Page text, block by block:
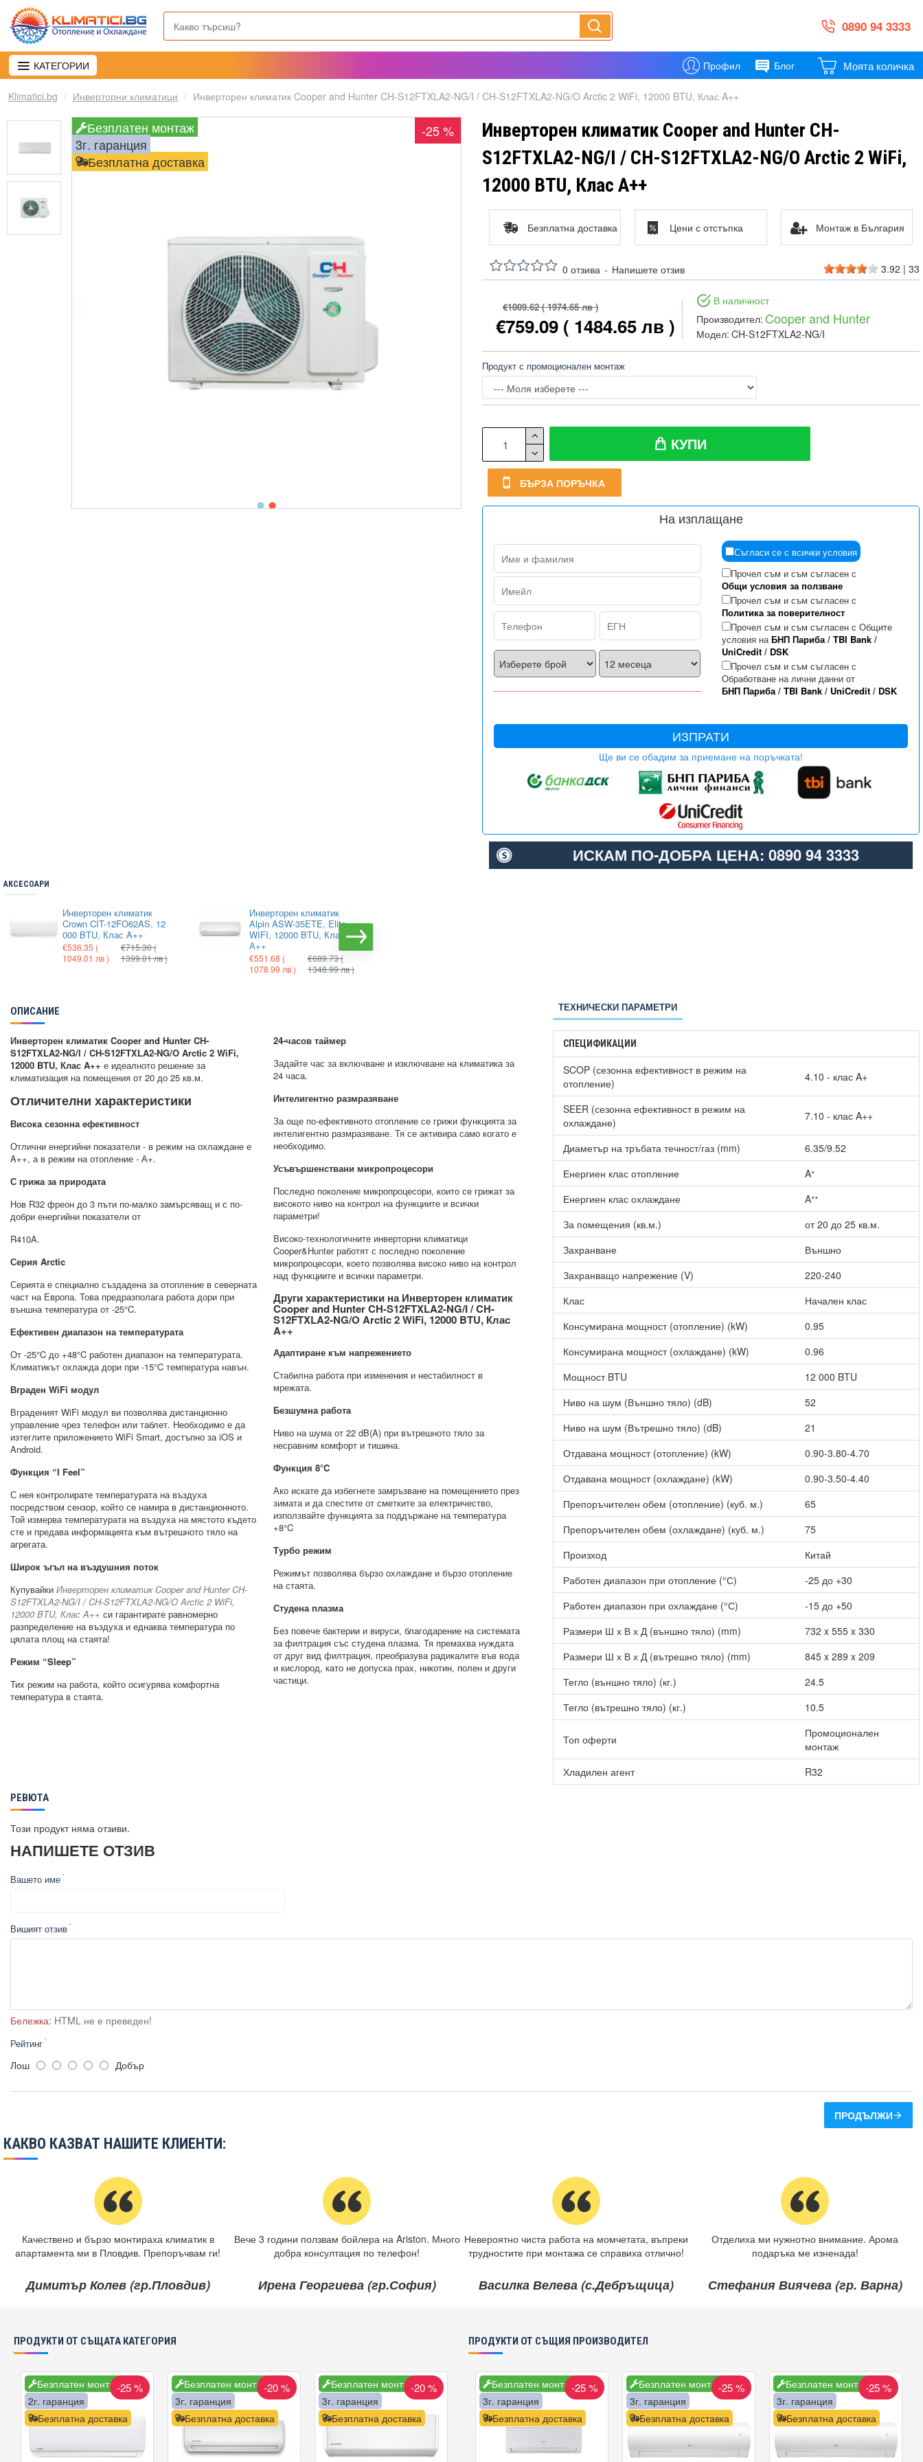
0890 94 3333
КАТЕГОРИИ Профил Блог Моята количка
Klimatici.bg Инверторни климатици Инверторен климатик Cooper and Hunter CH-S12FTXLA2-NG/I / CH-S12FTXLA2-NG/O Arctic 2 WiFi, 12000 BTU, Клас A++
Безплатен монтаж
Безплатна доставка
3г. гаранция
-25 %
Инверторен климатик Cooper and Hunter CH-
S12FTXLA2-NG/I / CH-S12FTXLA2-NG/O Arctic 2 WiFi,
12000 BTU, Клас A++
0 отзива - Напишете отзив 3.92 | 33
€1009.62( 1974.65 лв )
€759.09 ( 1484.65 лв )
В наличност
Производител: Cooper and Hunter
Модел: CH-S12FTXLA2-NG/I
Продукт с промоционален монтаж
КУПИ
БЪРЗА ПОРЪЧКА
На изплащане
Съгласи се с всички условия
Прочел съм и съм съгласен с
Общи условия за ползване
Прочел съм и съм съгласен с
Политика за поверителност
Прочел съм и съм съгласен с Общите
условия наБНП Париба/ TBI Bank/
UniCredit/ DSK
Прочел съм и съм съгласен с
Обработване на лични данни от
БНП Париба/ TBI Bank/ UniCredit/ DSK
ИЗПРАТИ
Ще ви се обадим за приемане на поръчката!
Безплатна доставка Цени с отстъпка Монтаж в България
ИСКАМ ПО-ДОБРА ЦЕНА: 0890 94 3333
АКСЕСОАРИ
Инверторен климатик
Crown CIT-12FO62AS, 12
000 BTU, Клас A++
€536.35 (
1049.01 лв )
€715.30(
1399.01 лв )
Инверторен климатик
Alpin ASW-35ETE, Elite,
WIFI, 12000 BTU, Клас
А++
€551.68 (
1078.99 лв )
€689.73(
1348.99 лв )
ОПИСАНИЕ
Инверторен климатик Cooper and Hunter CH-
S12FTXLA2-NG/I / CH-S12FTXLA2-NG/O Arctic 2 WiFi,
12000 BTU, Клас A++ е идеалното решение за
климатизация на помещения от 20 до 25 кв.м.
Отличителни характеристики
Висока сезонна ефективност
Отлични енергийни показатели - в режим на охлаждане е
A++, а в режим на отопление - А+.
С грижа за природата
Нов R32 фреон до 3 пъти по-малко замърсяващ и с по-
добри енергийни показатели от
R410A.
Серия Arctic
Серията е специално създадена за отопление в северната
част на Европа. Това предразполага работа дори при
външна температура от -25°C.
Ефективен диапазон на температурата
От -25°C до +48°C работен диапазон на температурата.
Климатикът охлажда дори при -15°C температура навън.
Вграден WiFi модул
Вграденият WiFi модул ви позволява дистанционно
управление чрез телефон или таблет. Необходимо е да
изтеглите приложението WiFi Smart, достъпно за iOS и
Android.
Функция “I Feel”
С нея контролирате температурата на въздуха
посредством сензор, който се намира в дистанционното.
Той измерва температурата на въздуха на мястото където
сте и предава информацията към вътрешното тяло на
агрегата.
Широк ъгъл на въздушния поток
Купувайки Инверторен климатик Cooper and Hunter CH-
S12FTXLA2-NG/I / CH-S12FTXLA2-NG/O Arctic 2 WiFi,
12000 BTU, Клас A++ си гарантирате равномерно
разпределение на въздуха и еднаква температура по
цялата площ на стаята!
Режим “Sleep”
Тих режим на работа, който осигурява комфортна
температура в стаята.
24-часов таймер
Задайте час за включване и изключване на климатика за
24 часа.
Интелигентно размразяване
За още по-ефективното отопление се грижи функцията за
интелигентно размразяване. Тя се активира само когато е
необходимо.
Усъвършенствани микропроцесори
Последно поколение микропроцесори, които се грижат за
високото ниво на контрол на функциите и всички
параметри!
Високо-технологичните инверторни климатици
Cooper&Hunter работят с последно поколение
микропроцесори, което позволява високо ниво на контрол
над функциите и всички параметри.
Други характеристики на Инверторен климатик
Cooper and Hunter CH-S12FTXLA2-NG/I / CH-
S12FTXLA2-NG/O Arctic 2 WiFi, 12000 BTU, Клас
A++
Адаптиране към напрежението
Стабилна работа при изменения и нестабилност в
мрежата.
Безшумна работа
Ниво на шума от 22 dB(A) при вътрешното тяло за
несравним комфорт и тишина.
Функция 8°C
Ако искате да избегнете замръзване на помещението през
зимата и да спестите от сметките за електричество,
използвайте функцията за поддържане на температура
+8°C
Турбо режим
Режимът позволява бързо охлаждане и бързо отопление
на стаята.
Студена плазма
Без повече бактерии и вируси, благодарение на системата
за филтрация със студена плазма. Тя премахва нуждата
от друг вид филтрация, преобразува радикалите във вода
и кислород, като не допуска прах, никотин, полен и други
частици.
ТЕХНИЧЕСКИ ПАРАМЕТРИ
СПЕЦИФИКАЦИИ
SCOP (сезонна ефективност в режим на
отопление)
4.10 - клас A+
SEER (сезонна ефективност в режим на
охлаждане)
7.10 - клас A++
Диаметър на тръбата течност/газ (mm)
6.35/9.52
Енергиен клас отопление
Aᐩ
Енергиен клас охлаждане
Aᐩᐩ
За помещения (кв.м.)
от 20 до 25 кв.м.
Захранване
Външно
Захранващо напрежение (V)
220-240
Клас
Начален клас
Консумирана мощност (отопление) (kW)
0.95
Консумирана мощност (охлаждане) (kW)
0.96
Мощност BTU
12 000 BTU
Ниво на шум (Външно тяло) (dB)
52
Ниво на шум (Вътрешно тяло) (dB)
21
Отдавана мощност (отопление) (kW)
0.90-3.80-4.70
Отдавана мощност (охлаждане) (kW)
0.90-3.50-4.40
Препоръчителен обем (отопление) (куб. м.)
65
Препоръчителен обем (охлаждане) (куб. м.)
75
Произход
Китай
Работен диапазон при отопление (°С)
-25 до +30
Работен диапазон при охлаждане (°С)
-15 до +50
Размери Ш х В х Д (външно тяло) (mm)
732 x 555 x 330
Размери Ш х В х Д (вътрешно тяло) (mm)
845 x 289 x 209
Тегло (външно тяло) (кг.)
24.5
Тегло (вътрешно тяло) (кг.)
10.5
Топ оферти
Промоционален
монтаж
Хладилен агент
R32
РЕВЮТА
Този продукт няма отзиви.
НАПИШЕТЕ ОТЗИВ
Вашето име
Вишият отзив
Бележка: HTML не е преведен!
Рейтинг
Лош Добър
ПРОДЪЛЖИ
КАКВО КАЗВАТ НАШИТЕ КЛИЕНТИ:
Качествено и бързо монтираха климатик в
апартамента ми в Пловдив. Препоръчвам ги!
Димитър Колев (гр.Пловдив)
Вече 3 години ползвам бойлера на Ariston. Много
добра консултация по телефон!
Ирена Георгиева (гр.София)
Невероятно чиста работа на момчетата, въпреки
трудностите при монтажа се справиха отлично!
Василка Велева (с.Дебръщица)
Отделиха ми нужнотно внимание. Арома
подаръка ме изненада!
Стефания Виячева (гр. Варна)
ПРОДУКТИ ОТ СЪЩАТА КАТЕГОРИЯ
Безплатен монтаж
Безплатна доставка
2г. гаранция
-25 % Безплатен монтаж
Безплатна доставка
3г. гаранция
-20 % Безплатен монтаж
Безплатна доставка
3г. гаранция
-20 %
ПРОДУКТИ ОТ СЪЩИЯ ПРОИЗВОДИТЕЛ
Безплатен монтаж
Безплатна доставка
3г. гаранция
-25 % Безплатен монтаж
Безплатна доставка
3г. гаранция
-25 % Безплатен монтаж
Безплатна доставка
3г. гаранция
-25 %